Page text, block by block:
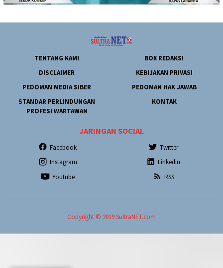
TENTANG KAMI
BOX REDAKSI
DISCLAIMER
KEBIJAKAN PRIVASI
PEDOMAN MEDIA SIBER
PEDOMAN HAK JAWAB
STANDAR PERLINDUNGAN
PROFESI WARTAWAN
KONTAK
JARINGAN SOCIAL
Facebook
Twitter
Instagram
Linkedin
Youtube
RSS
Copyright © 2019 SultraNET.com